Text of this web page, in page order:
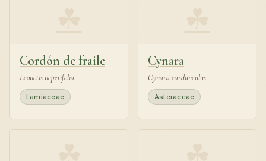
Cordón de fraile
Leonotis nepetifolia
Lamiaceae
Cynara
Cynara cardunculus
Asteraceae